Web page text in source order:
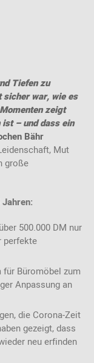
Tiefen zu
sicher war, wie es
zeigt
– und dass ein
Bähr
Mut
große
500.000 DM nur
perfekte
Büromöbel zum
Anpassung an
die Corona-Zeit
gezeigt, dass
neu erfinden